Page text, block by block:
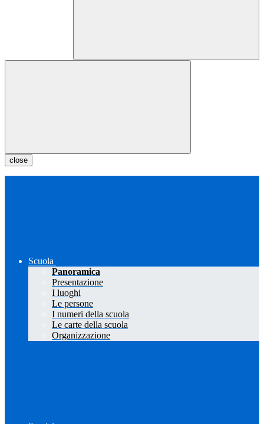
close
Scuola
Panoramica
Presentazione
I luoghi
Le persone
I numeri della scuola
Le carte della scuola
Organizzazione